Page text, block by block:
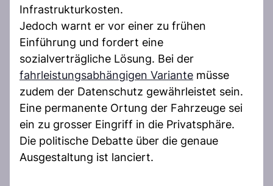
Infrastrukturkosten.
Jedoch warnt er vor einer zu frühen
Einführung und fordert eine
sozialverträgliche Lösung. Bei der
fahrleistungsabhängigen Variante müsse
zudem der Datenschutz gewährleistet sein.
Eine permanente Ortung der Fahrzeuge sei
ein zu grosser Eingriff in die Privatsphäre.
Die politische Debatte über die genaue
Ausgestaltung ist lanciert.